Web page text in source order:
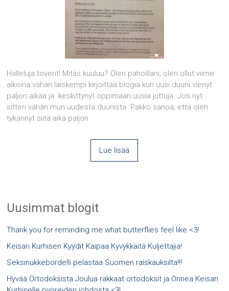
Halleluja toverit! Mitäs kuuluu? Olen pahoillani, olen ollut viime
aikoina vähän laiskempi kirjoittaa blogia kun uusi duuni vienyt
paljon aikaa ja keskittynyt oppimaan uusia juttuja. Jos nyt
sitten vähän mun uudesta duunista. Pakko sanoa, että olen
tykännyt siitä aika paljon
Lue lisää
Uusimmat blogit
Thank you for reminding me what butterflies feel like <3!
Keisari Kurhisen Kyydit Kaipaa Kyvykkäitä Kuljettajia!
Seksinukkebordelli pelastaa Suomen raiskauksilta!!!
Hyvää Ortodoksista Joulua rakkaat ortodoksit ja Onnea Keisari